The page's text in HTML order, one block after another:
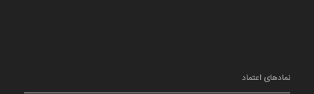
نمادهای اعتماد